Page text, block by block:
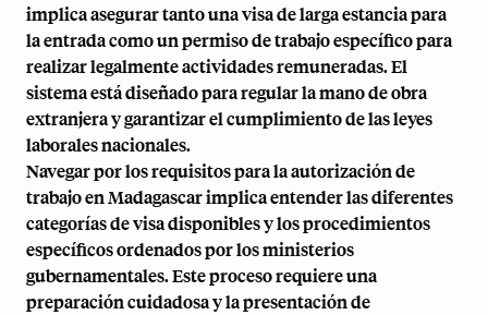
implica asegurar tanto una visa de larga estancia para
la entrada como un permiso de trabajo específico para
realizar legalmente actividades remuneradas. El
sistema está diseñado para regular la mano de obra
extranjera y garantizar el cumplimiento de las leyes
laborales nacionales.
Navegar por los requisitos para la autorización de
trabajo en Madagascar implica entender las diferentes
categorías de visa disponibles y los procedimientos
específicos ordenados por los ministerios
gubernamentales. Este proceso requiere una
preparación cuidadosa y la presentación de